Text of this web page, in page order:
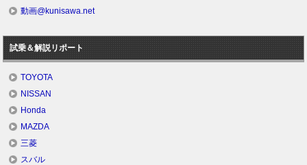
動画@kunisawa.net
試乗＆解説リポート
TOYOTA
NISSAN
Honda
MAZDA
三菱
スバル